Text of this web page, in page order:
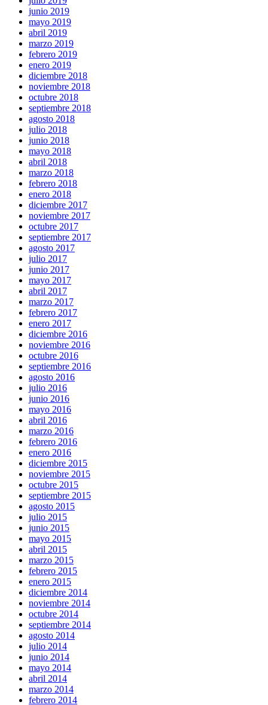
junio 2019
mayo 2019
abril 2019
marzo 2019
febrero 2019
enero 2019
diciembre 2018
noviembre 2018
octubre 2018
septiembre 2018
agosto 2018
julio 2018
junio 2018
mayo 2018
abril 2018
marzo 2018
febrero 2018
enero 2018
diciembre 2017
noviembre 2017
octubre 2017
septiembre 2017
agosto 2017
julio 2017
junio 2017
mayo 2017
abril 2017
marzo 2017
febrero 2017
enero 2017
diciembre 2016
noviembre 2016
octubre 2016
septiembre 2016
agosto 2016
julio 2016
junio 2016
mayo 2016
abril 2016
marzo 2016
febrero 2016
enero 2016
diciembre 2015
noviembre 2015
octubre 2015
septiembre 2015
agosto 2015
julio 2015
junio 2015
mayo 2015
abril 2015
marzo 2015
febrero 2015
enero 2015
diciembre 2014
noviembre 2014
octubre 2014
septiembre 2014
agosto 2014
julio 2014
junio 2014
mayo 2014
abril 2014
marzo 2014
febrero 2014